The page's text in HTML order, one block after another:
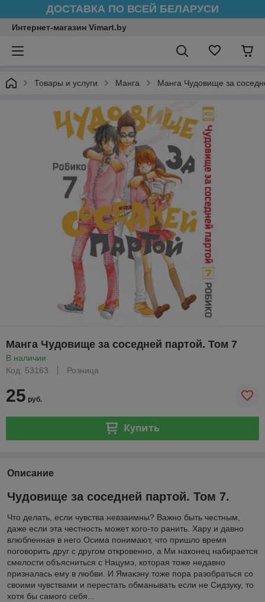
ДОСТАВКА ПО ВСЕЙ БЕЛАРУСИ
Интернет-магазин Vimart.by
Товары и услуги Манга Манга Чудовище за
Манга Чудовище за соседней партой. Том 7
В наличии
Код: 53163
Розница
25 руб.
Купить
Описание
Чудовище за соседней партой. Том 7.
Что делать, если чувства невзаимны? Важно быть честным,
даже если эта честность может кого-то ранить. Хару и давно
влюбленная в него Осима понимают, что пришло время
поговорить друг с другом откровенно, а Ми наконец набирается
смелости объясниться с Нацумэ, которая тоже недавно
призналась ему в любви. И Ямакэну тоже пора разобраться со
своими чувствами и перестать обманывать если не Сидзуку, то
хотя бы самого себя...